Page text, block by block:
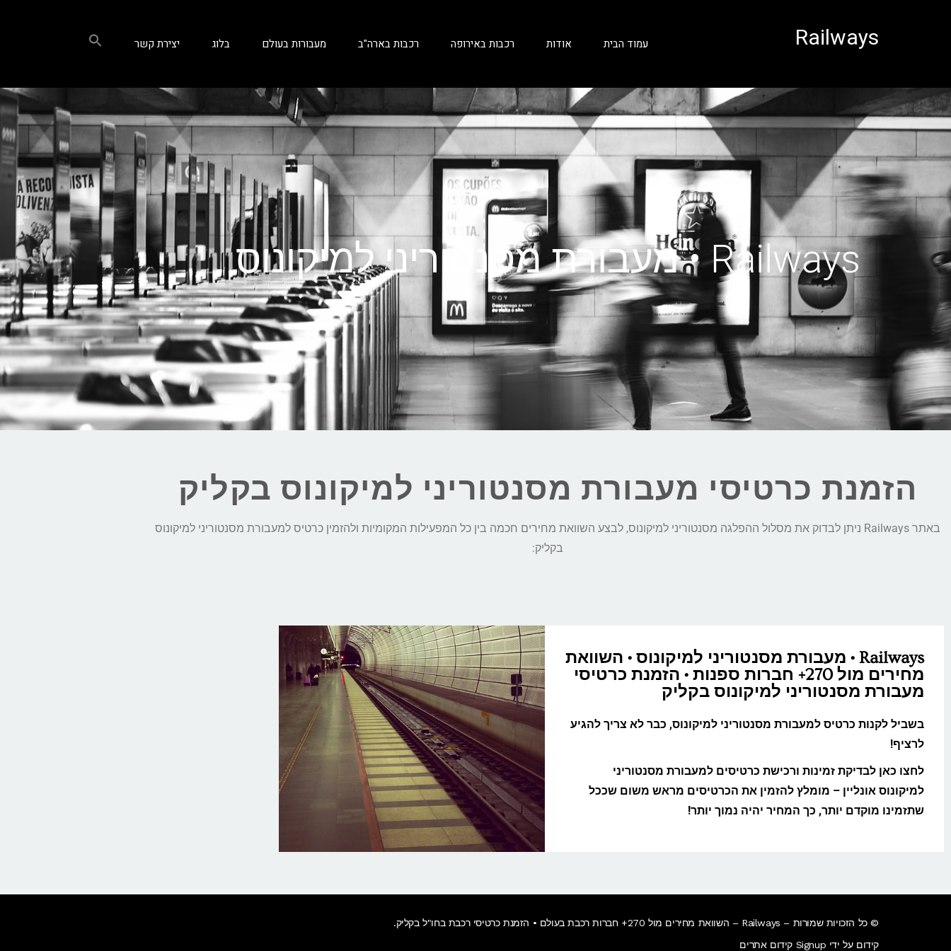
Railways עמוד הבית אודות רכבות באירופה רכבות בארה"ב מעבורות בעולם בלוג יצירת קשר
Railways • מעבורת מסנטוריני למיקונוס
הזמנת כרטיסי מעבורת מסנטוריני למיקונוס בקליק
באתר Railways ניתן לבדוק את מסלול ההפלגה מסנטוריני למיקונוס, לבצע השוואת מחירים חכמה בין כל המפעילות המקומיות ולהזמין כרטיס למעבורת מסנטוריני למיקונוס
בקליק:
Railways • מעבורת מסנטוריני למיקונוס • השוואת
מחירים מול 270+ חברות ספנות • הזמנת כרטיסי
מעבורת מסנטוריני למיקונוס בקליק
בשביל לקנות כרטיס למעבורת מסנטוריני למיקונוס, כבר לא צריך להגיע
לרציף!
לחצו כאן לבדיקת זמינות ורכישת כרטיסים למעבורת מסנטוריני
למיקונוס אונליין – מומלץ להזמין את הכרטיסים מראש משום שככל
שתזמינו מוקדם יותר, כך המחיר יהיה נמוך יותר!
© כל הזכויות שמורות – Railways – השוואת מחירים מול 270+ חברות רכבת בעולם • הזמנת כרטיסי רכבת בחו"ל בקליק​.
קידום על ידי Signup קידום אתרים